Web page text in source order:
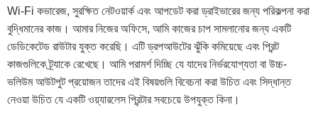
Wi-Fi কভারেজ, সুরক্ষিত নেটওয়ার্ক এবং আপডেট করা ড্রাইভারের জন্য পরিকল্পনা করা
বুদ্ধিমানের কাজ। আমার নিজের অফিসে, আমি কাজের চাপ সামলানোর জন্য একটি
ডেডিকেটেড রাউটার যুক্ত করেছি। এটি ড্রপআউটের ঝুঁকি কমিয়েছে এবং প্রিন্ট
কাজগুলিকে ট্র্যাকে রেখেছে। আমি পরামর্শ দিচ্ছি যে যাদের নির্ভরযোগ্যতা বা উচ্চ-
ভলিউম আউটপুট প্রয়োজন তাদের এই বিষয়গুলি বিবেচনা করা উচিত এবং সিদ্ধান্ত
নেওয়া উচিত যে একটি ওয়্যারলেস প্রিন্টার সবচেয়ে উপযুক্ত কিনা।